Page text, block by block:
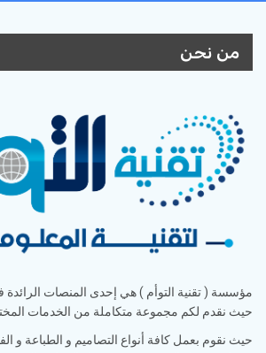
من نحن
مؤسسة ( تقنية التوأم ) هي إحدى المنصات
حيث نقدم لكم مجموعة متكاملة من الخدمات
حيث نقوم بعمل كافة أنواع التصاميم و الطباعة و